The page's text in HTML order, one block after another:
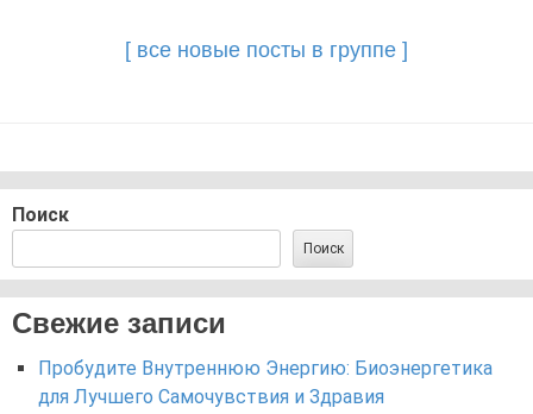
[ все новые посты в группе ]
Поиск
Поиск
Свежие записи
Пробудите Внутреннюю Энергию: Биоэнергетика
для Лучшего Самочувствия и Здравия